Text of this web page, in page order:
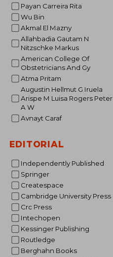
Payan Carreira Rita
Wu Bin
Akmal El Mazny
Allahbadia Gautam N
Nitzschke Markus
American College Of
Obstetricians And Gy
Atma Pritam
Augustin Hellmut G Iruela
Arispe M Luisa Rogers Peter
A W
Avnayt Caraf
EDITORIAL
Independently Published
Springer
Createspace
Cambridge University Press
Crc Press
Intechopen
Kessinger Publishing
Routledge
Berghahn Books